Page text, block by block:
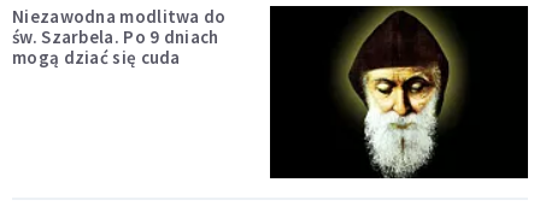
Niezawodna modlitwa do
św. Szarbela. Po 9 dniach
mogą dziać się cuda